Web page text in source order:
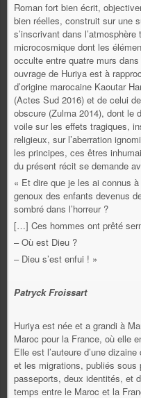
Roman fort bien écrit,
bien réelles, construit sur une
s’inscrivant dans l’atmosphère
microcosmique dont les
occulte entre quatre murs
ouvrage de Huriya est à
d’origine marocaine Kaoutar
(Actes Sud 2016) et de celui
obscure (Zulma 2014), dont le
voile sur les effets tragiques,
religieux, sur l’aberration
les principes, ces êtres
du présent récit se demande
« Et dire que je les ai connus
genoux des enfants devenus
sombré dans l’horreur ?
[…] Ces hommes ont prêté
– Où est Dieu ?
– Dieu s’est enfui ! »
Patryck Froissart
Huriya est née et a grandi à
Maroc pour la France, où elle
Elle est l’auteure d’une
et les migrations, publiés sous
passeports, deux identités, et
temps entre le Maroc et la